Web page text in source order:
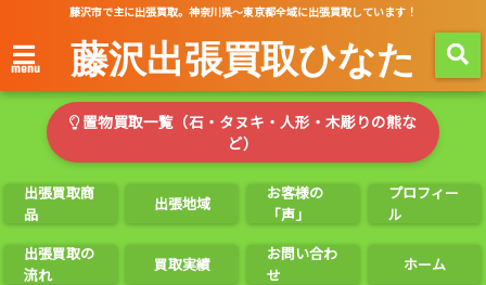
藤沢市で主に出張買取。神奈川県～東京都全域に出張買取しています！
menu 藤沢出張買取ひなた
置物買取一覧（石・タヌキ・人形・木彫りの熊な
ど）
出張買取商
品
出張地域
お客様の
「声」
プロフィー
ル
出張買取の
流れ
買取実績
お問い合わ
せ
ホーム